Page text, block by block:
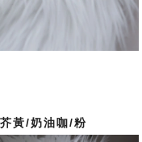
黃/奶油咖/粉